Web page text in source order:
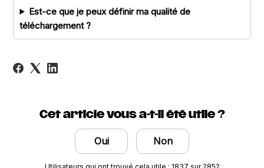
Est-ce que je peux définir ma qualité de
téléchargement ?
Cet article vous a-t-il été utile ?
Oui Non